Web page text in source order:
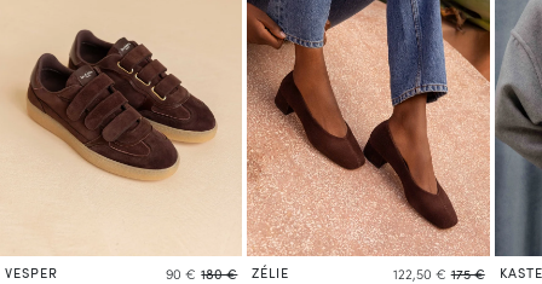
VESPER 90 € 180 €
ZÉLIE 122,50 € 175 €